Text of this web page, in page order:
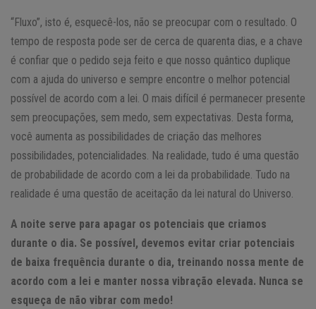
“Fluxo”, isto é, esquecê-los, não se preocupar com o resultado. O
tempo de resposta pode ser de cerca de quarenta dias, e a chave
é confiar que o pedido seja feito e que nosso quântico duplique
com a ajuda do universo e sempre encontre o melhor potencial
possível de acordo com a lei. O mais difícil é permanecer presente
sem preocupações, sem medo, sem expectativas. Desta forma,
você aumenta as possibilidades de criação das melhores
possibilidades, potencialidades. Na realidade, tudo é uma questão
de probabilidade de acordo com a lei da probabilidade. Tudo na
realidade é uma questão de aceitação da lei natural do Universo.
A noite serve para apagar os potenciais que criamos
durante o dia. Se possível, devemos evitar criar potenciais
de baixa frequência durante o dia, treinando nossa mente de
acordo com a lei e manter nossa vibração elevada. Nunca se
esqueça de não vibrar com medo!